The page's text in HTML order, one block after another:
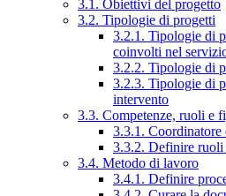
3.1. Obiettivi del progetto
3.2. Tipologie di progetti
3.2.1. Tipologie di
coinvolti nel
3.2.2. Tipologie di
3.2.3. Tipologie di
intervento
3.3. Competenze, ruoli e
3.3.1. Coordinatore
3.3.2. Definire ruoli
3.4. Metodo di lavoro
3.4.1. Definire